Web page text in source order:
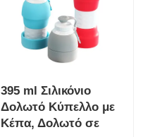
395 ml Σιλικόνιο
Δολωτό Κύπελλο με
Κέπα, Δολωτό σε